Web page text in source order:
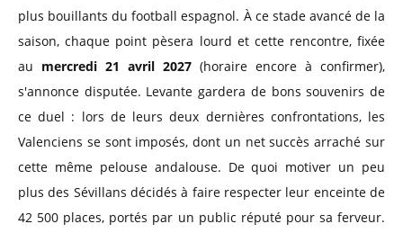
plus bouillants du football espagnol. À ce stade avancé de la
saison, chaque point pèsera lourd et cette rencontre, fixée
au mercredi 21 avril 2027 (horaire encore à confirmer),
s'annonce disputée. Levante gardera de bons souvenirs de
ce duel : lors de leurs deux dernières confrontations, les
Valenciens se sont imposés, dont un net succès arraché sur
cette même pelouse andalouse. De quoi motiver un peu
plus des Sévillans décidés à faire respecter leur enceinte de
42 500 places, portés par un public réputé pour sa ferveur.